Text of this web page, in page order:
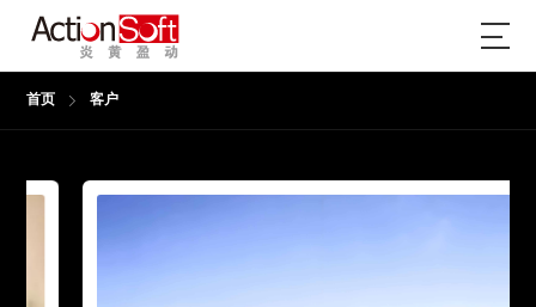
首页 客户